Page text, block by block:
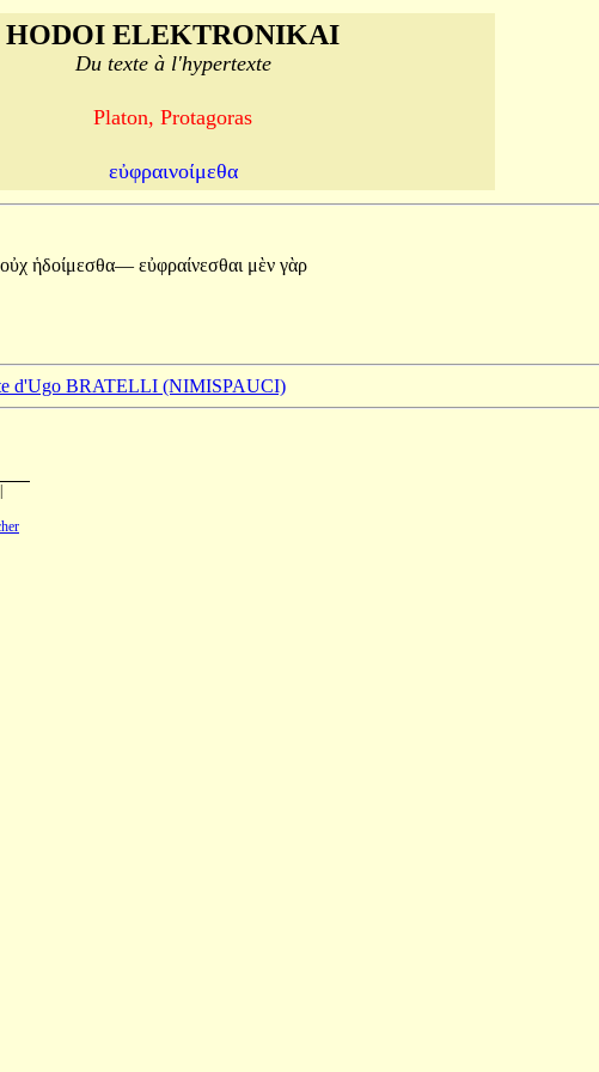
HODOI ELEKTRONIKAI
Du texte à l'hypertexte
Platon, Protagoras
εὐφραινοίμεθα
οὐχ ἡδοίμεσθα— εὐφραίνεσθαι μὲν γὰρ
d'Ugo BRATELLI (NIMISPAUCI)